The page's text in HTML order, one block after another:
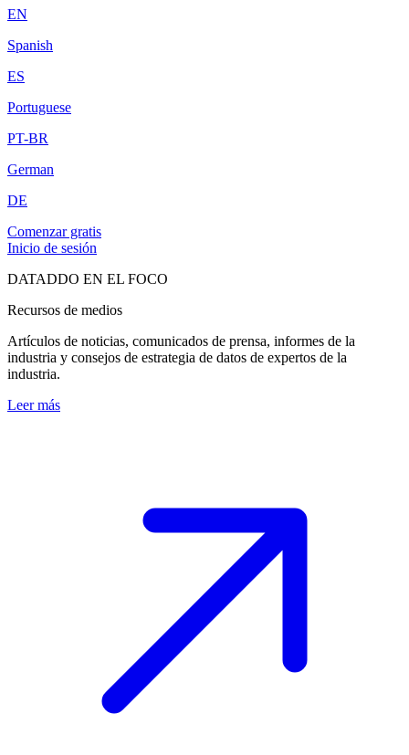
EN
Spanish
ES
Portuguese
PT-BR
German
DE
Comenzar gratis
Inicio de sesión
DATADDO EN EL FOCO
Recursos de medios
Artículos de noticias, comunicados de prensa, informes de la
industria y consejos de estrategia de datos de expertos de la
industria.
Leer más